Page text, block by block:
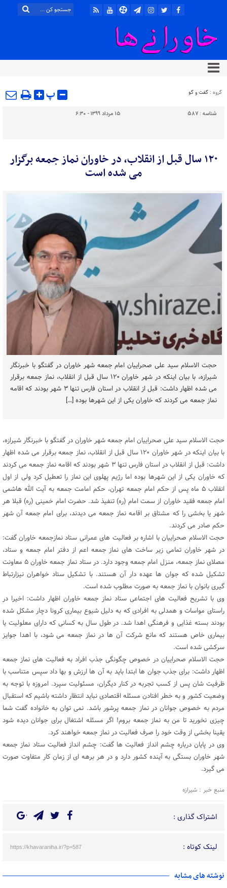
گروه : گفت و گو پ
شناسه : 587 ۱۵ مرداد ۱۳۹۹ - ۶:۳۰
۱۲۰ سال قبل از انقلاب، در خاوران نماز جمعه برگزار
می شده است
حجت الاسلام سید علی صحراییان امام جمعه شهر خاوران در گفتگو با خبرنگار
شیرازه، با بیان اینکه در شهر خاوران ۱۲۰ سال قبل از انقلاب، نماز جمعه برقرار
می شده اظهار داشت: قبل از انقلاب در استان فارس تنها ۳ شهر بودند که اقامه
نماز جمعه می کردند که خاوران یکی از این شهرها بوده […]
حجت الاسلام سید علی صحراییان امام جمعه شهر خاوران در گفتگو با خبرنگار شیرازه،
با بیان اینکه در شهر خاوران ۱۲۰ سال قبل از انقلاب، نماز جمعه برقرار می شده اظهار
داشت: قبل از انقلاب در استان فارس تنها ۳ شهر بودند که اقامه نماز جمعه می کردند
که خاوران یکی از این شهرها بوده اما رژیم پهلوی این نماز را تعطیل کرد ولی از اول
انقلاب ۵ ماه پس از حکم امام جمعه تهران، حکم امامت جمعه به آیت الله هاشمی
امام جمعه فقید خاوران از سمت امام (ره) تنفیذ شد. حضرت امام خمینی (ره) قبلا هر
شهر یا بخشی را که مشتاق بر اقامه نماز جمعه می دیدند، برای امام جمعه آن شهر
حکم صادر می کردند.
حجت الاسلام صحراییان با اشاره بر فعالیت های عمرانی ستاد نمازجمعه خاوران گفت:
در شهر خاوران تمامی زیر ساخت های نماز جمعه اعم از دفتر امام جمعه و ستاد،
مصلای نماز جمعه، منزل امام جمعه وجود دارد. در ستاد نماز جمعه خاوران ۵ معاونت
تشکیل شده که جوان ها عهده دار آن هستند. با تشکیل ستاد خواهران نیزارتباط
گیری بانوان با نماز جمعه به صورت مطلوب شده است.
وی با تشریح فعالیت های اجتماعی ستاد نماز جمعه خاوران اظهار داشت: اخیرا در
راستای مواسات و همدلی به افرادی که به دلیل شیوع بیماری کرونا دچار مشکل شده
بودند بسته غذایی و فرهنگی اهدا شد. در طول سال به کسانی که دارای معلولیت یا
بیماری خاص هستند که مانع شرکت آن ها در نماز جمعه می شود، با اهدا جوایز
سرکشی شده است.
حجت الاسلام صحراییان در خصوص چگونگی جذب افراد به فعالیت های نماز جمعه
اظهار داشت: برای جذب جوان ها ابتدا باید به آن ها ارزش و بها داد سپس متناسب با
ظرفیت شان پس از کسب تجربه در کنار دیگران، مسئولیت سپرد. امروزه با توجه به
وضعیت کشور و به خطر افتادن مسئله اقتصادی نباید انتظار داشته باشیم که استقبال
مردم به خصوص جوانان در نماز جمعه پرشور باشد. نمی توان به خانواده گفت شما
چیزی نخورید تا من به نماز جمعه بروم! اگر مسئله اشتغال برای جوانان دیده شود
یقینا بخشی از وقت خود را صرف فعالیت در نماز جمعه خواهند کرد.
وی در پایان درباره چشم انداز فعالیت ها گفت: چشم انداز فعالیت ستاد نماز جمعه
شهر خاوران بستگی به آینده کشور دارد و در هر برهه ای از زمان کار متفاوت صورت
می گیرد.
منبع خبر : شیرازه
اشتراک گذاری :
لینک کوتاه : https://khavaraniha.ir/?p=587
نوشته های مشابه